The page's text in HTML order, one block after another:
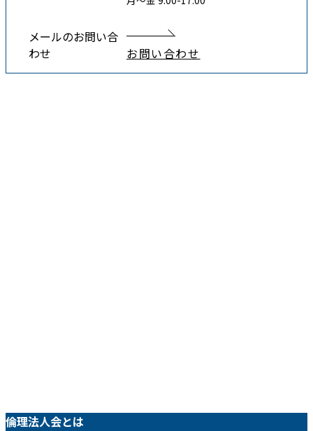
メールのお問い合
わせ
お問い合わせ
倫理法人会とは